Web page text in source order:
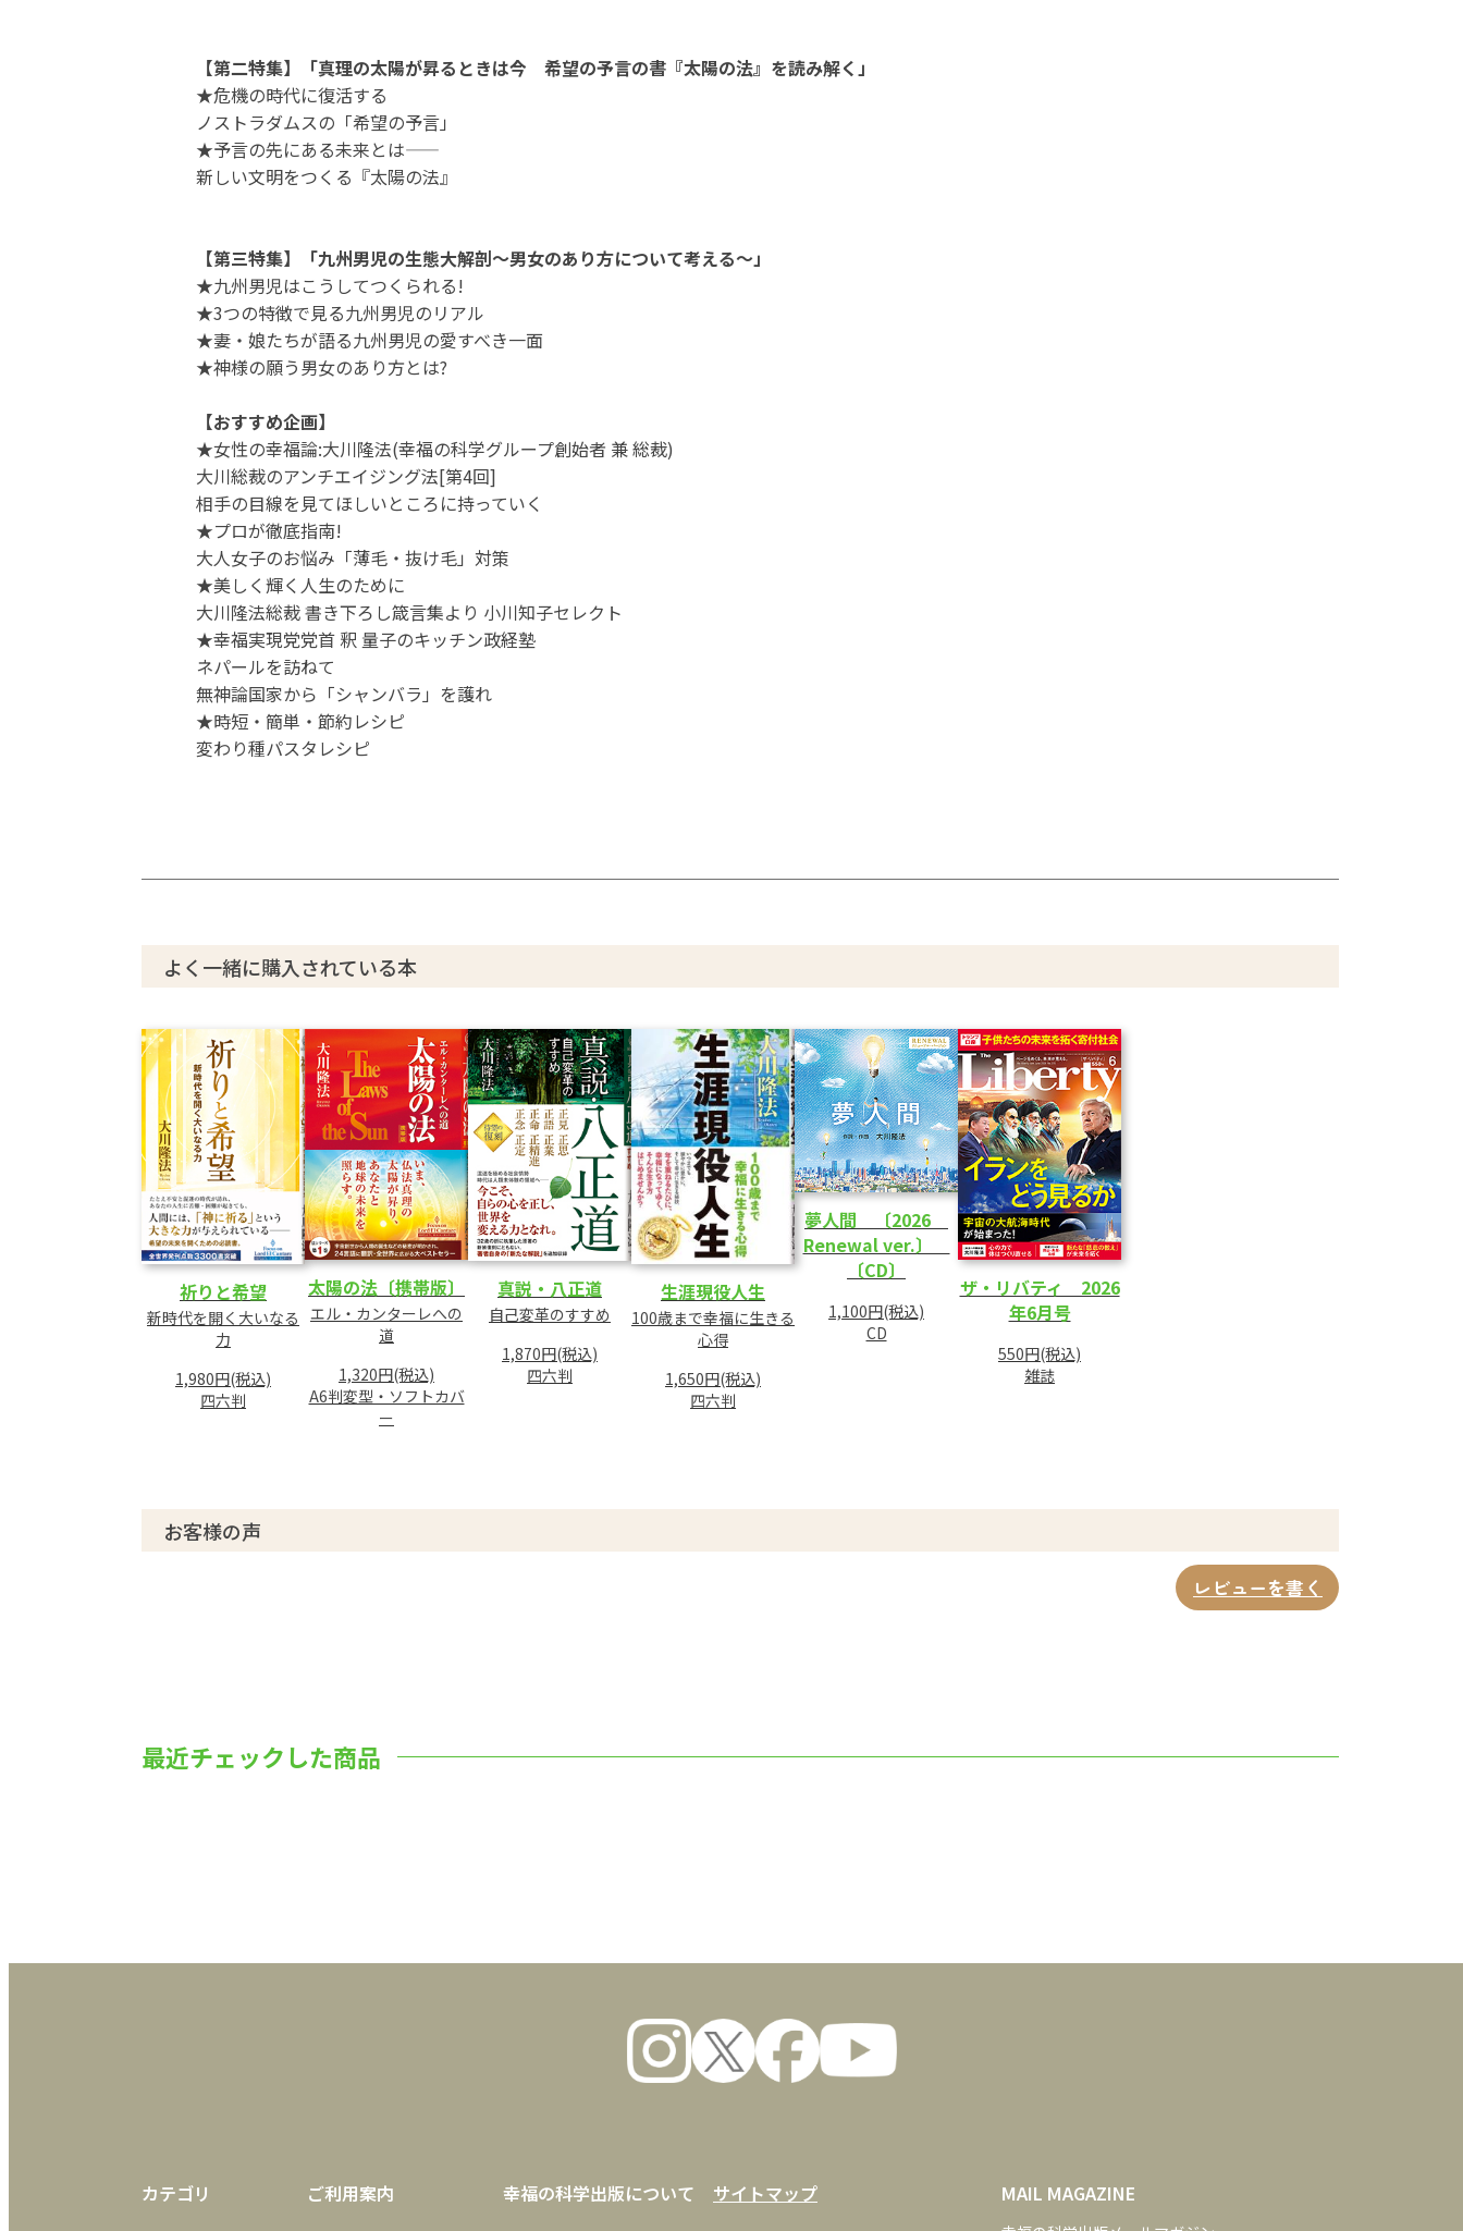
【第二特集】「真理の太陽が昇るときは今 希望の予言の書『太陽の法』を読み解く」
★危機の時代に復活する
ノストラダムスの「希望の予言」
★予言の先にある未来とは――
新しい文明をつくる『太陽の法』
【第三特集】「九州男児の生態大解剖～男女のあり方について考える～」
★九州男児はこうしてつくられる!
★3つの特徴で見る九州男児のリアル
★妻・娘たちが語る九州男児の愛すべき一面
★神様の願う男女のあり方とは?
【おすすめ企画】
★女性の幸福論:大川隆法(幸福の科学グループ創始者 兼 総裁)
大川総裁のアンチエイジング法[第4回]
相手の目線を見てほしいところに持っていく
★プロが徹底指南!
大人女子のお悩み「薄毛・抜け毛」対策
★美しく輝く人生のために
大川隆法総裁 書き下ろし箴言集より 小川知子セレクト
★幸福実現党党首 釈 量子のキッチン政経塾
ネパールを訪ねて
無神論国家から「シャンバラ」を護れ
★時短・簡単・節約レシピ
変わり種パスタレシピ
よく一緒に購入されている本
祈りと希望
新時代を開く大いなる
力
1,980円(税込)
四六判
太陽の法〔携帯版〕
エル・カンターレへの
道
1,320円(税込)
A6判変型・ソフトカバ
ー
真説・八正道
自己変革のすすめ
1,870円(税込)
四六判
生涯現役人生
100歳まで幸福に生きる
心得
1,650円(税込)
四六判
夢人間 〔2026
Renewal ver.〕
〔CD〕
1,100円(税込)
CD
ザ・リバティ 2026
年6月号
550円(税込)
雑誌
お客様の声
レビューを書く
最近チェックした商品
カテゴリ ご利用案内 幸福の科学出版について サイトマップ MAIL MAGAZINE